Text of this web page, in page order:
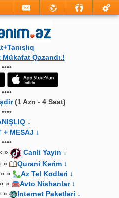
Mükafat Qazandı.!
••••
••••
(1 Azn - 4 Saat)
••••
↓
+ MESAJ ↓
••••
»
Canli Yayin ↓
»
Qurani Kerim ↓
« »
Az Tel Kodlari ↓
« »
Avto Nishanlar ↓
»
Internet Paketleri ↓